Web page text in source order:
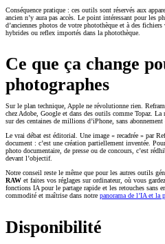
Conséquence pratique : ces outils sont réservés aux
ancien n’y aura pas accès. Le point intéressant pour les
d’anciennes photos de votre photothèque et à des
hybrides ou reflex importés dans la photothèque.
Ce que ça change
photographes
Sur le plan technique, Apple ne révolutionne rien.
chez Adobe, Google et dans des outils comme Topaz.
sur des centaines de millions d’iPhone, sans
Le vrai débat est éditorial. Une image « recadrée » par
document : c’est une création partiellement inventée.
photo documentaire, de presse ou de concours, c’est
devant l’objectif.
Notre conseil reste le même que pour les autres outils
RAW et faites vos réglages sur ordinateur, où vous
fonctions IA pour le partage rapide et les retouches sans
commodité et maîtrise dans notre panorama de l’IA et la
Disponibilité